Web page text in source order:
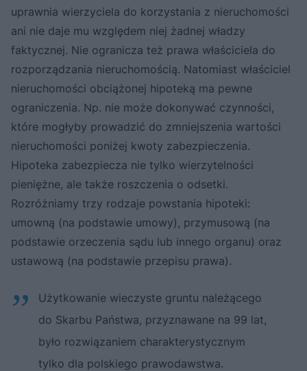
uprawnia wierzyciela do korzystania z nieruchomości
ani nie daje mu względem niej żadnej władzy
faktycznej. Nie ogranicza też prawa właściciela do
rozporządzania nieruchomością. Natomiast właściciel
nieruchomości obciążonej hipoteką ma pewne
ograniczenia. Np. nie może dokonywać czynności,
które mogłyby prowadzić do zmniejszenia wartości
nieruchomości poniżej kwoty zabezpieczenia.
Hipoteka zabezpiecza nie tylko wierzytelności
pieniężne, ale także roszczenia o odsetki.
Rozróżniamy trzy rodzaje powstania hipoteki:
umowną (na podstawie umowy), przymusową (na
podstawie orzeczenia sądu lub innego organu) oraz
ustawową (na podstawie przepisu prawa).
Użytkowanie wieczyste gruntu należącego
do Skarbu Państwa, przyznawane na 99 lat,
było rozwiązaniem charakterystycznym
tylko dla polskiego prawodawstwa.